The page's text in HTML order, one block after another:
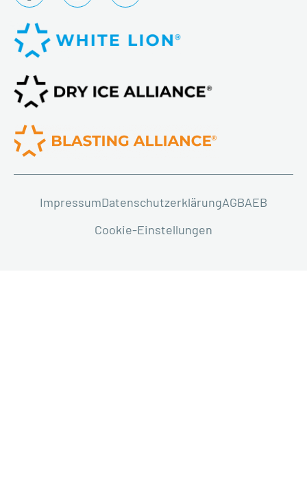
ImpressumDatenschutzerklärungAGBAEB
Cookie-Einstellungen